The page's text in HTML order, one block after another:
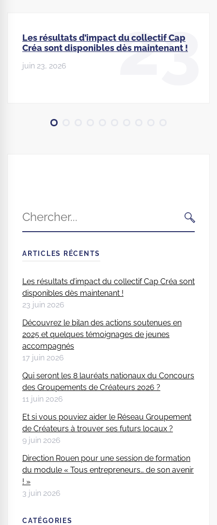
23
Les résultats d’impact du collectif Cap
Créa sont disponibles dès maintenant !
juin 23, 2026
for:
ARTICLES RÉCENTS
Les résultats d’impact du collectif Cap Créa sont
disponibles dès maintenant !
23 juin 2026
Découvrez le bilan des actions soutenues en
2025 et quelques témoignages de jeunes
accompagnés
17 juin 2026
Qui seront les 8 lauréats nationaux du Concours
des Groupements de Créateurs 2026 ?
11 juin 2026
Et si vous pouviez aider le Réseau Groupement
de Créateurs à trouver ses futurs locaux ?
9 juin 2026
Direction Rouen pour une session de formation
du module « Tous entrepreneurs… de son avenir
! »
3 juin 2026
CATÉGORIES